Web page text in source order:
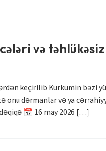
və
keçirilib Kurkumin bəzi
dərmanlar və ya
📅 16 may 2026 […]